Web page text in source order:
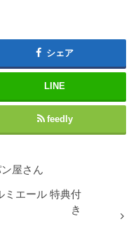
シェア
LINE
feedly
屋さん
エール 特典付
き